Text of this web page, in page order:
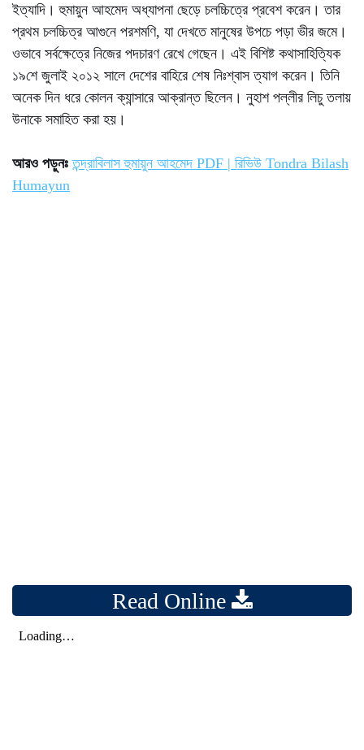
ইত্যাদি। হুমায়ুন আহমেদ অধ্যাপনা ছেড়ে চলচ্চিত্রে প্রবেশ করেন। তার
প্রথম চলচ্চিত্র আগুনে পরশমণি, যা দেখতে মানুষের উপচে পড়া ভীর জমে।
ওভাবে সর্বক্ষেত্রে নিজের পদচারণ রেখে গেছেন। এই বিশিষ্ট কথাসাহিত্যিক
১৯শে জুলাই ২০১২ সালে দেশের বাহিরে শেষ নিঃশ্বাস ত্যাগ করেন। তিনি
অনেক দিন ধরে কোলন ক্যান্সারে আক্রান্ত ছিলেন। নুহাশ পল্লীর লিচু তলায়
উনাকে সমাহিত করা হয়।
আরও পড়ুনঃতন্দ্রাবিলাস হুমায়ুন আহমেদ PDF | রিভিউ Tondra Bilash
Humayun
Read Online